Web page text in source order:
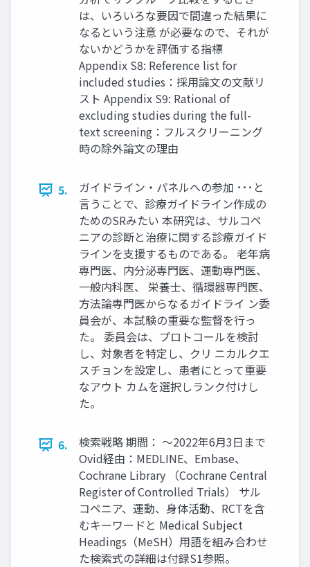
は、いろいろな要因で間違った結果に
なるという注意 が必要なので、それが
ないかどうかを評価する指標
Appendix S8: Reference list for
included studies：採用論文の文献リ
スト Appendix S9: Rational of
excluding studies during the full-
text screening：フルスクリーニング
時の除外論文の理由
5.
ガイドライン・パネルへの参加 ･･･と
言うことで、診療ガイドライン作成の
ためのSRみたい 本研究は、サルコペ
ニアの診断と治療に関する診療ガイド
ラインを支援するものである。 老年病
専門医、内分泌専門医、運動専門医、
一般内科医、 栄養士、循環器専門医、
方法論専門医からなるガイドライ ン委
員会が、本試験の重要な監督を行っ
た。 委員会は、プロトコールを検討
し、対象者を特定し、クリ ニカルクエ
スチョンを設定し、患者にとって重要
なアウト カムを選択しランク付けし
た。
6.
検索戦略 期間： ～2022年6月3日まで
Ovid経由：MEDLINE、Embase、
Cochrane Library （Cochrane Central
Register of Controlled Trials） サル
コペニア、運動、身体活動、RCTを含
むキーワードと Medical Subject
Headings（MeSH）用語を組み合わせ
た検索式の詳細は付録S1参照。